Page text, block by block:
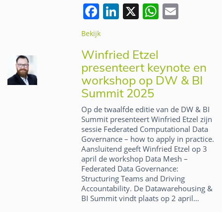
F
a
c
e
b
o
o
k
Li
e
dI
n
X W
A
p
p
l
Bekijk
Winfried Etzel
presenteert keynote en
workshop op DW & BI
Summit 2025
Op de twaalfde editie van de DW & BI
Summit presenteert Winfried Etzel zijn
sessie Federated Computational Data
Governance – how to apply in practice.
Aansluitend geeft Winfried Etzel op 3
april de workshop Data Mesh –
Federated Data Governance:
Structuring Teams and Driving
Accountability. De Datawarehousing &
BI Summit vindt plaats op 2 april…